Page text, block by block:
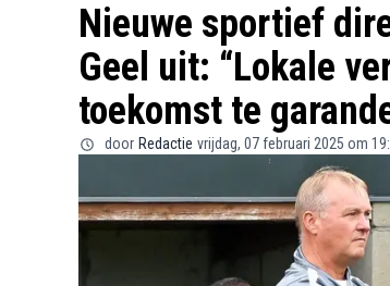
Nieuwe sportief
Geel uit: “Lokale
toekomst te
door Redactie vrijdag, 07 februari 2025 om